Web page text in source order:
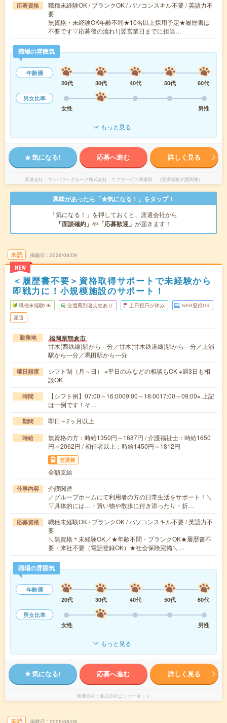
応募資格
職種未経験OK / ブランクOK / パソコンスキル不要 / 英語力不
要
無資格・未経験OK年齢不問★10名以上採用予定★履歴書は
不要です▽応募後の流れ1)翌営業日までに担当…
職場の雰囲気
年齢層
20代
30代 40代 50代
60代
男女比率
女性
男性
もっと見る
気になる! 応募へ進む 詳しく見る
派遣会社 マンパワーグループ株式会社 ケアサービス事業部 （医療福祉介護関連）
興味があったら「★気になる！」をタップ！
「気になる！」を押しておくと、派遣会社から
「面談確約」 や 「応募歓迎」 が届きます！
未読
NEW
掲載日 2026/08/09
＜履歴書不要＞資格取得サポートで未経験から
即戦力に！小規模施設のサポート！
職種未経験OK 交通費別途支給あり 土日祝日が休み WEB登録OK
派遣
勤務地 福岡県朝倉市
甘木(西鉄線)駅から---分／甘木(甘木鉄道線)駅から---分／上浦
駅から---分／馬田駅から---分
曜日頻度
シフト制（月～日） ※平日のみなどの相談もOK ※週3日も相
談OK
時間
【シフト例】07:00～16:0009:00～18:0017:00～09:00※ 上記
は一例です！そ…
期間 即日～2ヶ月以上
時給
無資格の方：時給1350円～1687円 / 介護福祉士：時給1650
円～2062円 / 初任者以上：時給1450円～1812円
交通費
全額支給
仕事内容
介護関連
／グループホームにて利用者の方の日常生活をサポート！＼
▽具体的には…・買い物や散歩に付き添ったり・折…
応募資格
職種未経験OK / ブランクOK / パソコンスキル不要 / 英語力不
要
＼無資格＊未経験OK／★年齢不問・ブランクOK★履歴書不
要・来社不要（電話登録OK）★社会保険完備＼…
職場の雰囲気
年齢層
20代
30代 40代 50代
60代
男女比率
女性
男性
もっと見る
気になる! 応募へ進む 詳しく見る
派遣会社 株式会社ニッソーネット
未読 掲載日 2026/08/09